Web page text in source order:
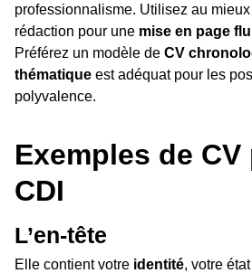
professionnalisme. Utilisez au
rédaction pour une mise en page
Préférez un modèle de CV
thématique est adéquat pour les
polyvalence.
Exemples de
CDI
L’en-tête
Elle contient votre identité, votre